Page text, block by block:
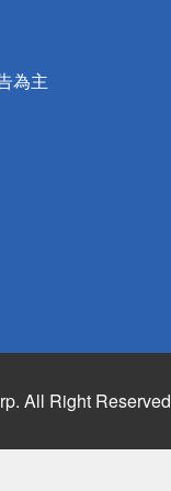
為主
All Right Reserved